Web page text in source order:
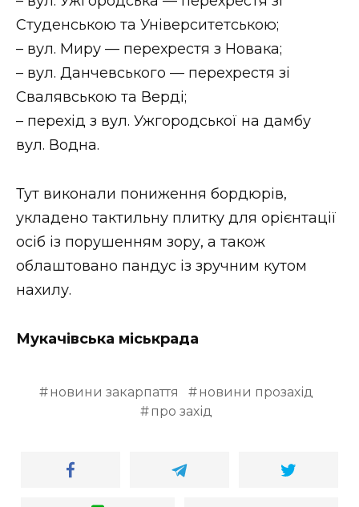
Студенською та Університетською;
– вул. Миру — перехрестя з Новака;
– вул. Данчевського — перехрестя зі
Свалявською та Верді;
– перехід з вул. Ужгородської на дамбу
вул. Водна.
Тут виконали пониження бордюрів,
укладено тактильну плитку для орієнтації
осіб із порушенням зору, а також
облаштовано пандус із зручним кутом
нахилу.
Мукачівська міськрада
новини закарпаття
новини прозахід
про захід